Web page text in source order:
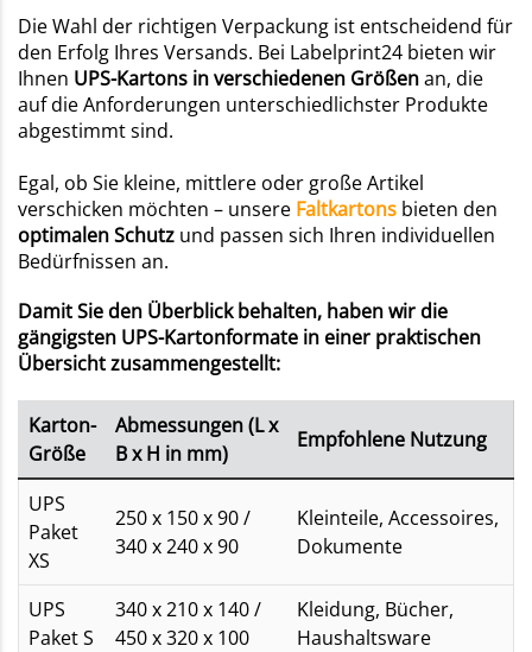
Die Wahl der richtigen Verpackung ist entscheidend für
den Erfolg Ihres Versands. Bei Labelprint24 bieten wir
Ihnen UPS-Kartons in verschiedenen Größenan, die
auf die Anforderungen unterschiedlichster Produkte
abgestimmt sind.
Egal, ob Sie kleine, mittlere oder große Artikel
verschicken möchten – unsere Faltkartons bieten den
optimalen Schutz und passen sich Ihren individuellen
Bedürfnissen an.
Damit Sie den Überblick behalten, haben wir die
gängigsten UPS-Kartonformate in einer praktischen
Übersicht zusammengestellt:
Karton-
Größe
Abmessungen (L x
B x H in mm)
Empfohlene Nutzung
UPS
Paket
XS
250 x 150 x 90 /
340 x 240 x 90
Kleinteile, Accessoires,
Dokumente
UPS
Paket S
340 x 210 x 140 /
450 x 320 x 100
Kleidung, Bücher,
Haushaltsware